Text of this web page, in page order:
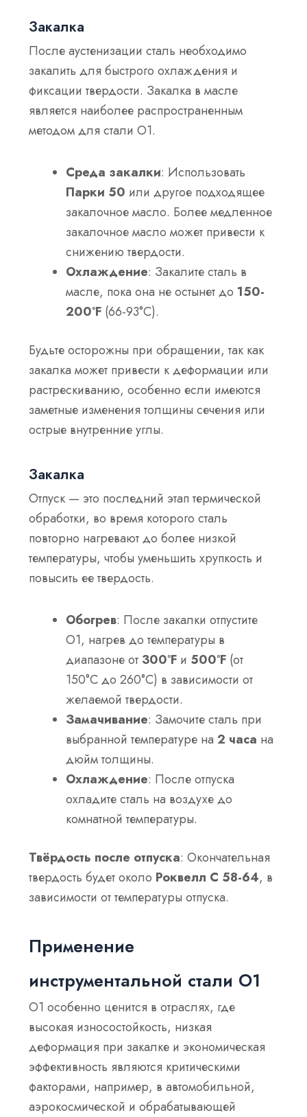
Закалка
После аустенизации сталь необходимо
закалить для быстрого охлаждения и
фиксации твердости. Закалка в масле
является наиболее распространенным
методом для стали O1.
Среда закалки: Использовать
Парки 50 или другое подходящее
закалочное масло. Более медленное
закалочное масло может привести к
снижению твердости.
Охлаждение: Закалите сталь в
масле, пока она не остынет до 150-
200°F (66-93°С).
Будьте осторожны при обращении, так как
закалка может привести к деформации или
растрескиванию, особенно если имеются
заметные изменения толщины сечения или
острые внутренние углы.
Закалка
Отпуск — это последний этап термической
обработки, во время которого сталь
повторно нагревают до более низкой
температуры, чтобы уменьшить хрупкость и
повысить ее твердость.
Обогрев: После закалки отпустите
O1, нагрев до температуры в
диапазоне от 300°F и 500°F (от
150°C до 260°C) в зависимости от
желаемой твердости.
Замачивание: Замочите сталь при
выбранной температуре на2 часа на
дюйм толщины.
Охлаждение: После отпуска
охладите сталь на воздухе до
комнатной температуры.
Твёрдость после отпуска: Окончательная
твердость будет около Роквелл С 58-64, в
зависимости от температуры отпуска.
Применение
инструментальной стали O1
O1 особенно ценится в отраслях, где
высокая износостойкость, низкая
деформация при закалке и экономическая
эффективность являются критическими
факторами, например, в автомобильной,
аэрокосмической и обрабатывающей